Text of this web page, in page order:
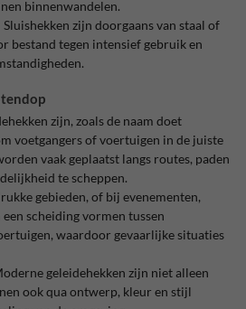
binnenwandelen.
Sluishekken zijn doorgaans van staal of
bestand tegen intensief gebruik en
zijn, zoals de naam doet
voetgangers of voertuigen in de juiste
vaak geplaatst langs routes, paden
te scheppen.
gebieden, of bij evenementen,
scheiding vormen tussen
waardoor gevaarlijke situaties
geleidehekken zijn niet alleen
ook qua ontwerp, kleur en stijl